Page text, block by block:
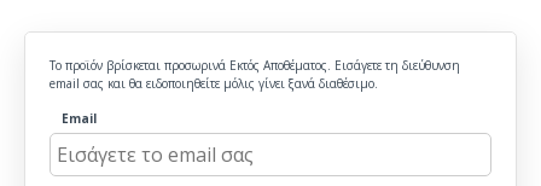
Το προϊόν βρίσκεται προσωρινά Εκτός Αποθέματος. Εισάγετε τη διεύθυνση
email σας και θα ειδοποιηθείτε μόλις γίνει ξανά διαθέσιμο.
Email